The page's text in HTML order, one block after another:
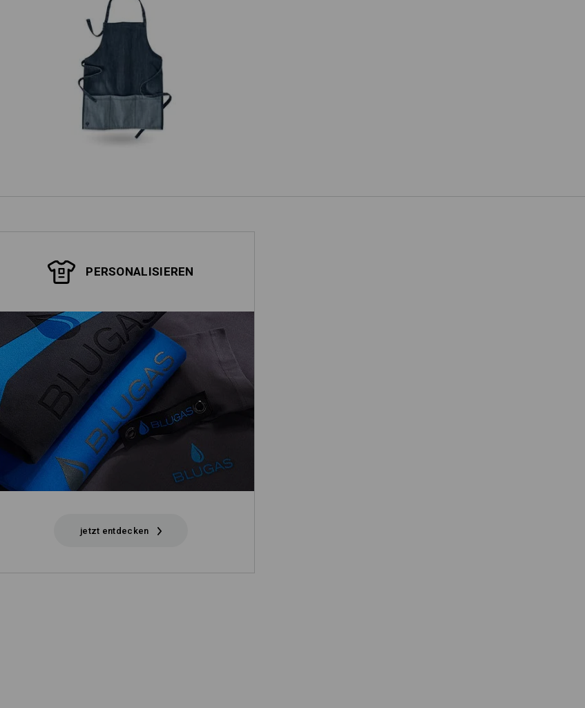
e.s. Latzschürze denim kurz
PERSONALISIEREN
jetzt entdecken